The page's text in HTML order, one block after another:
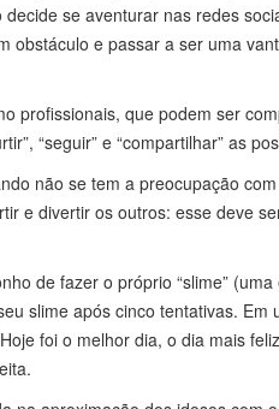
se aventurar nas redes
obstáculo e passar a ser uma
profissionais, que podem ser
“seguir” e “compartilhar” as
não se tem a preocupação
e divertir os outros: esse deve
de fazer o próprio “slime”
slime após cinco tentativas. Em
foi o melhor dia, o dia mais